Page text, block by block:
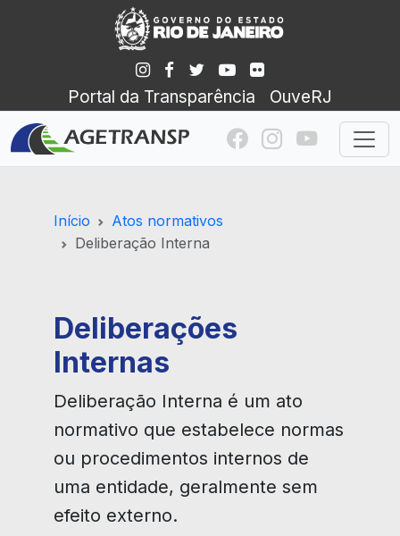
Portal da Transparência OuveRJ
Início
Atos normativos
Deliberação Interna
Deliberações
Internas
Deliberação Interna é um ato
normativo que estabelece normas
ou procedimentos internos de
uma entidade, geralmente sem
efeito externo.